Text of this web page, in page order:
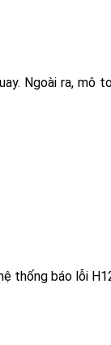
Ngoài ra, mô
thống báo lỗi